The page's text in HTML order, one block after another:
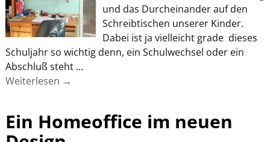
und das Durcheinander auf den
Schreibtischen unserer Kinder.
Dabei ist ja vielleicht grade dieses
Schuljahr so wichtig denn, ein Schulwechsel oder ein
Abschluß steht …
Weiterlesen →
Ein Homeoffice im neuen